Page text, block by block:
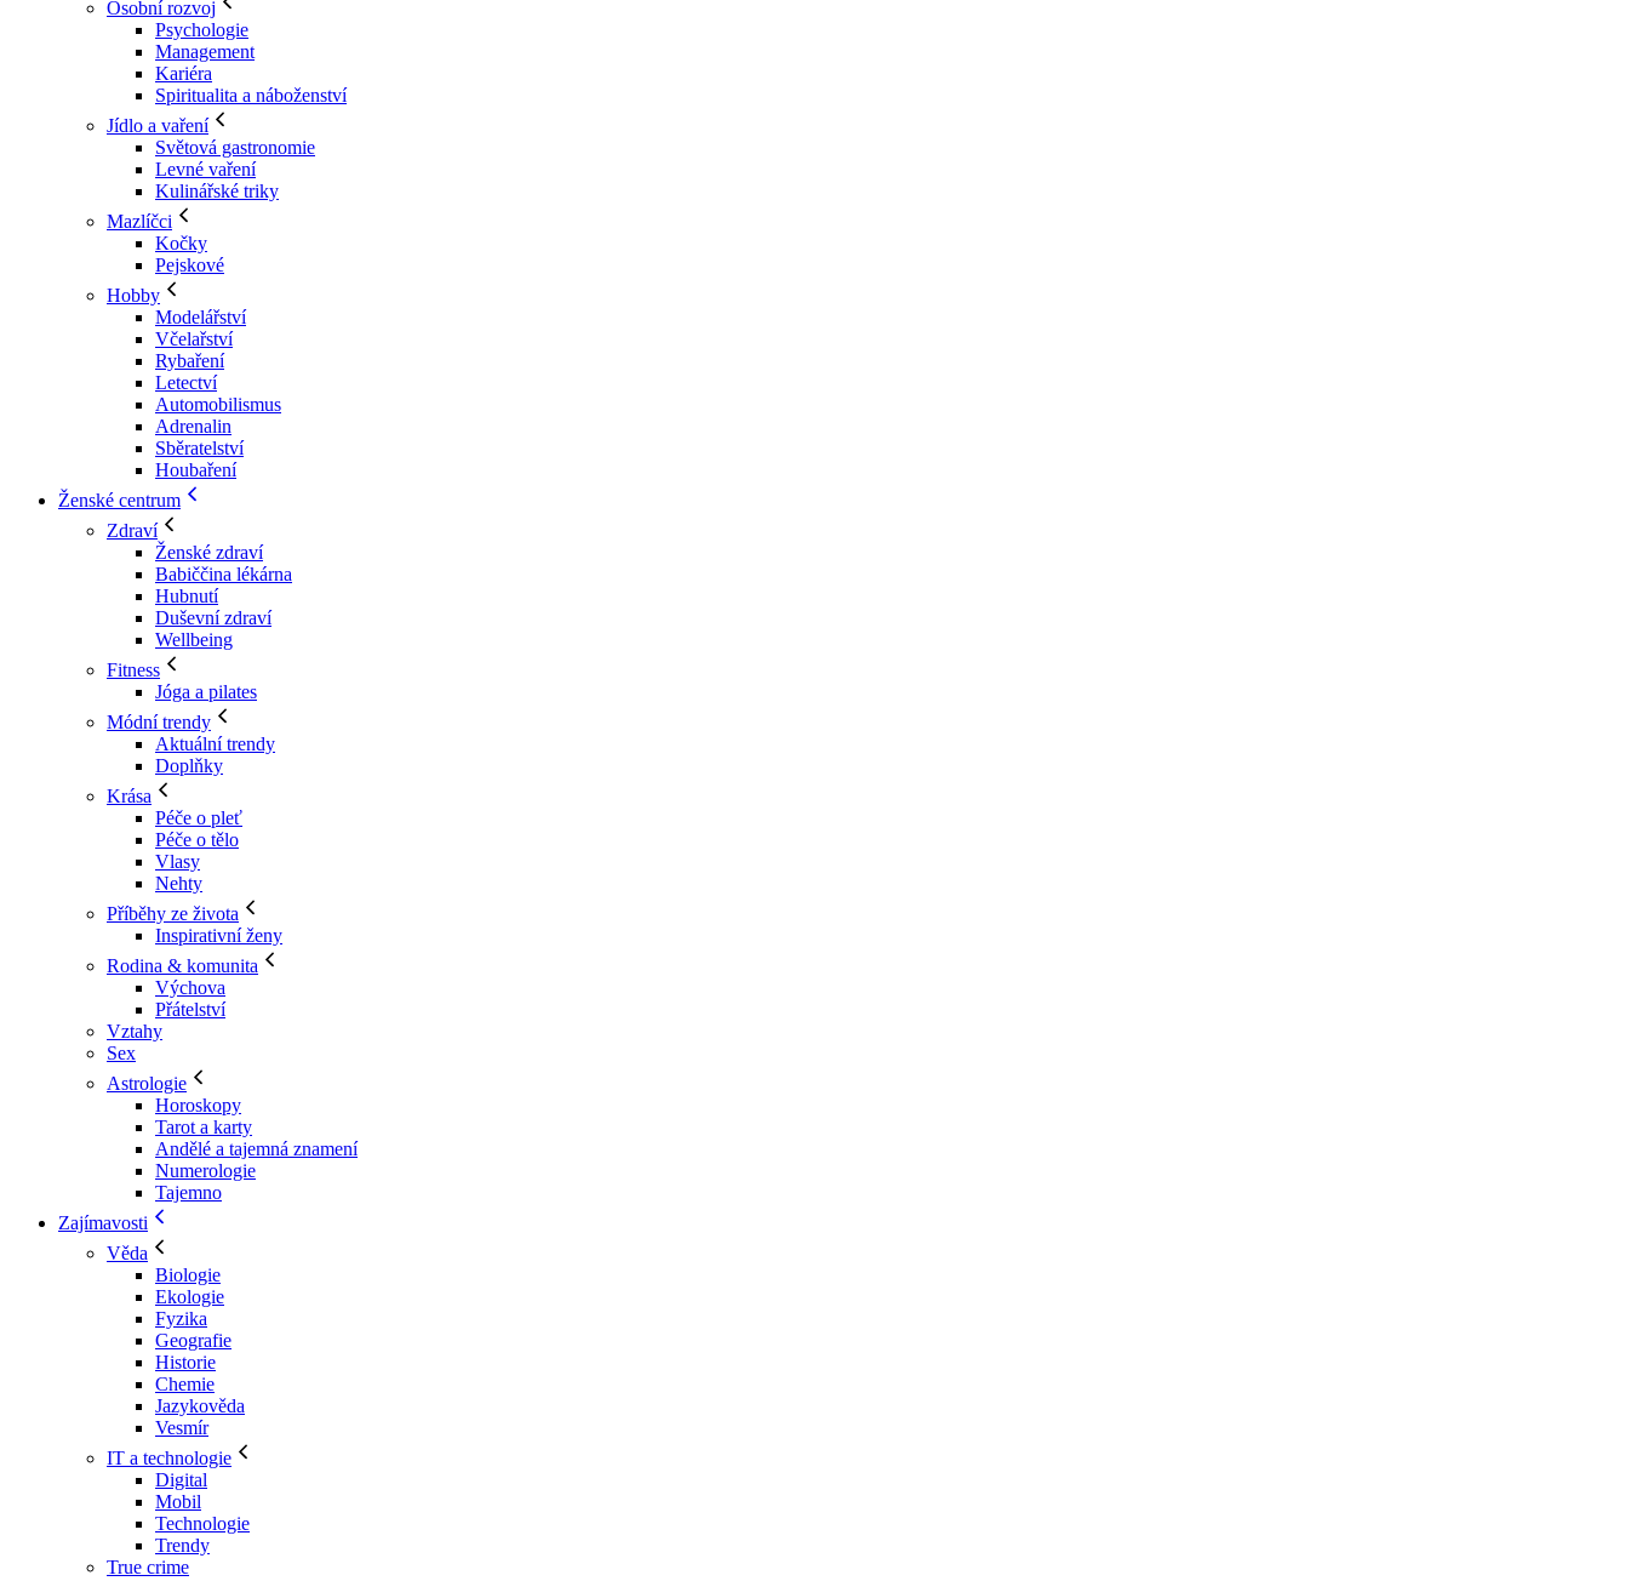
Osobní rozvoj
Psychologie
Management
Kariéra
Spiritualita a náboženství
Jídlo a vaření
Světová gastronomie
Levné vaření
Kulinářské triky
Mazlíčci
Kočky
Pejskové
Hobby
Modelářství
Včelařství
Rybaření
Letectví
Automobilismus
Adrenalin
Sběratelství
Houbaření
Ženské centrum
Zdraví
Ženské zdraví
Babiččina lékárna
Hubnutí
Duševní zdraví
Wellbeing
Fitness
Jóga a pilates
Módní trendy
Aktuální trendy
Doplňky
Krása
Péče o pleť
Péče o tělo
Vlasy
Nehty
Příběhy ze života
Inspirativní ženy
Rodina & komunita
Výchova
Přátelství
Vztahy
Sex
Astrologie
Horoskopy
Tarot a karty
Andělé a tajemná znamení
Numerologie
Tajemno
Zajímavosti
Věda
Biologie
Ekologie
Fyzika
Geografie
Historie
Chemie
Jazykověda
Vesmír
IT a technologie
Digital
Mobil
Technologie
Trendy
True crime